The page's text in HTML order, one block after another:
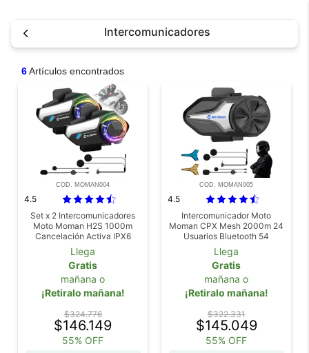
Intercomunicadores
6Artículos encontrados
COD. MOMAN004
4.5
Set x 2 Intercomunicadores
Moto Moman H2S 1000m
Cancelación Activa IPX6
Llega
Gratis
mañana o
¡Retiralo mañana!
$324.776
$146.149
55% OFF
COD. MOMAN005
4.5
Intercomunicador Moto
Moman CPX Mesh 2000m 24
Usuarios Bluetooth 54
Cancelacion Ruido IP65
Llega
Gratis
mañana o
¡Retiralo mañana!
$322.331
$145.049
55% OFF